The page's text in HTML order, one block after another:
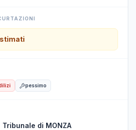
stimati
pessimo
Tribunale di MONZA